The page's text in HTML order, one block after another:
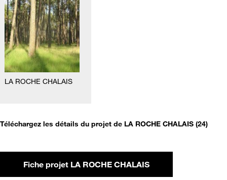
LA ROCHE CHALAIS
Téléchargez les détails du projet de LA ROCHE CHALAIS (24)
Fiche projet LA ROCHE CHALAIS